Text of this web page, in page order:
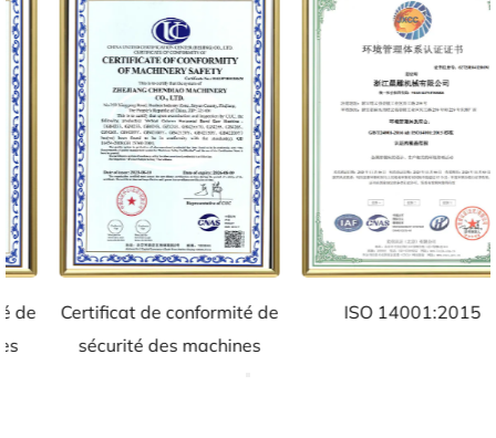
Certificat de conformité de
sécurité des machines
ISO 14001:2015